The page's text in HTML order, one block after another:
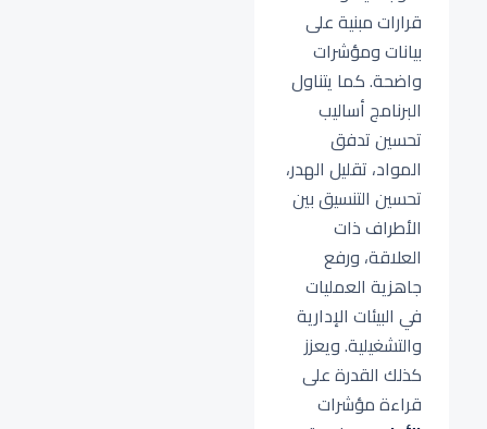
قرارات مبنية على
بيانات ومؤشرات
واضحة. كما يتناول
البرنامج أساليب
تحسين تدفق
المواد، تقليل الهدر،
تحسين التنسيق بين
الأطراف ذات
العلاقة، ورفع
جاهزية العمليات
في البيئات الإدارية
والتشغيلية. ويعزز
كذلك القدرة على
قراءة مؤشرات